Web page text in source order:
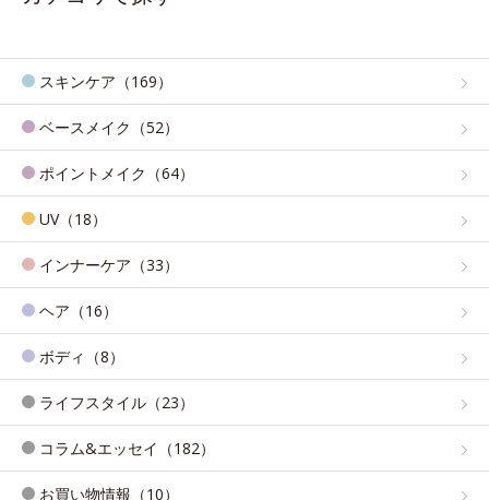
スキンケア（169）
ベースメイク（52）
ポイントメイク（64）
UV（18）
インナーケア（33）
ヘア（16）
ボディ（8）
ライフスタイル（23）
コラム&エッセイ（182）
お買い物情報（10）